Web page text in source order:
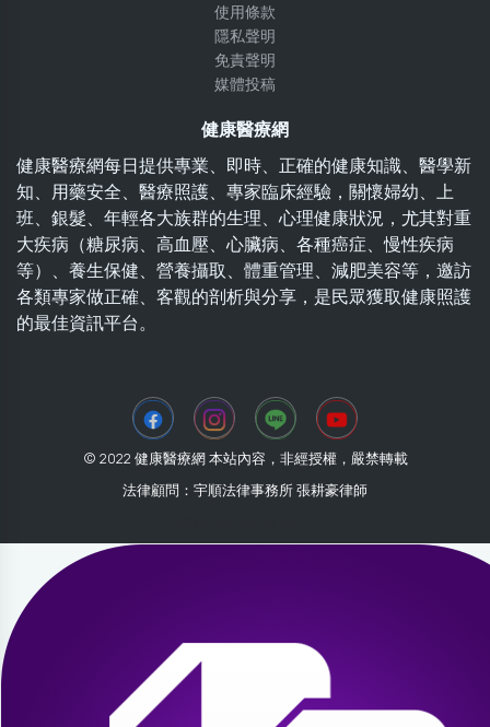
使用條款
隱私聲明
免責聲明
媒體投稿
健康醫療網
健康醫療網每日提供專業、即時、正確的健康知識、醫學新
知、用藥安全、醫療照護、專家臨床經驗，關懷婦幼、上
班、銀髮、年輕各大族群的生理、心理健康狀況，尤其對重
大疾病（糖尿病、高血壓、心臟病、各種癌症、慢性疾病
等）、養生保健、營養攝取、體重管理、減肥美容等，邀訪
各類專家做正確、客觀的剖析與分享，是民眾獲取健康照護
的最佳資訊平台。
© 2022 健康醫療網 本站內容，非經授權，嚴禁轉載
法律顧問：宇順法律事務所 張耕豪律師